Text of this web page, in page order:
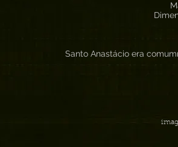
Santo Anastácio era